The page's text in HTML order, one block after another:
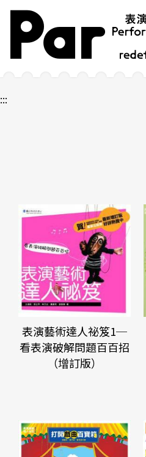
跳到主要內容區塊
網站導覽
:::
表演藝術達人祕笈1─
看表演破解問題百百招
（增訂版）